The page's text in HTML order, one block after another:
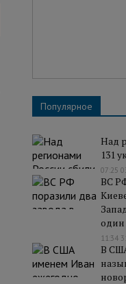
Популярное
Над
131
07:25
ВС
11:34
В